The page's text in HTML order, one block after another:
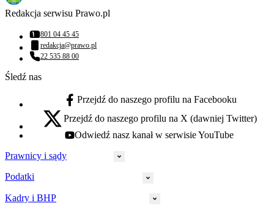
Redakcja serwisu Prawo.pl
Numer telefonu:
801 04 45 45
Adres email:
redakcja@prawo.pl
Numer telefonu:
22 535 88 00
Śledź nas
facebook - otwiera się w nowej karcie
Przejdź do naszego profilu na Facebooku
x - otwiera się w nowej karcie
Przejdź do naszego profilu na X (dawniej Twitter)
youtube - otwiera się w nowej karcie
Odwiedź nasz kanał w serwisie YouTube
Prawnicy i sądy
Prawnicy
Podatki
Kadry i BHP